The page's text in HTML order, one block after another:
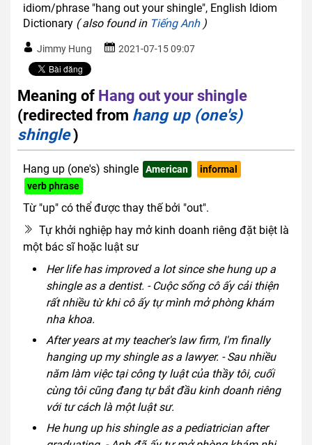
idiom/phrase "hang out your shingle", English Idiom
Dictionary ( also found in Tiếng Anh)
Jimmy Hung 2021-07-15 09:07
Meaning of Hang out your shingle
(redirected from hang up (one's)
shingle)
Hang up (one's) shingle American
informal
verb phrase
Từ "up" có thể được thay thế bởi "out".
Tự khởi nghiệp hay mở kinh doanh riêng đặt biệt là
một bác sĩ hoặc luật sư
Her life has improved a lot since she hung up a
shingle as a dentist. - Cuộc sống cô ấy cải thiện
rất nhiều từ khi cô ấy tự mình mở phòng khám
nha khoa.
After years at my teacher's law firm, I'm finally
hanging up my shingle as a lawyer. - Sau nhiều
năm làm việc tại công ty luật của thầy tôi, cuối
cùng tôi cũng đang tự bắt đầu kinh doanh riêng
với tư cách là một luật sư.
He hung up his shingle as a pediatrician after